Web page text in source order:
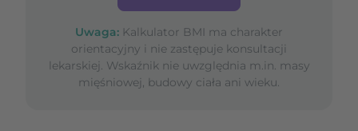
Uwaga: Kalkulator BMI ma charakter
orientacyjny i nie zastępuje konsultacji
lekarskiej. Wskaźnik nie uwzględnia m.in. masy
mięśniowej, budowy ciała ani wieku.